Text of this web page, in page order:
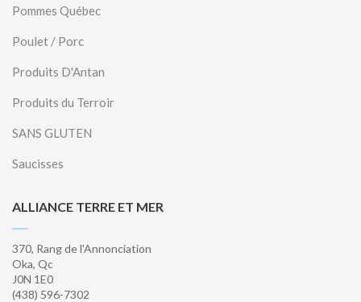
Pommes Québec
Poulet / Porc
Produits D'Antan
Produits du Terroir
SANS GLUTEN
Saucisses
ALLIANCE TERRE ET MER
370, Rang de l'Annonciation
Oka, Qc
J0N 1E0
(438) 596-7302